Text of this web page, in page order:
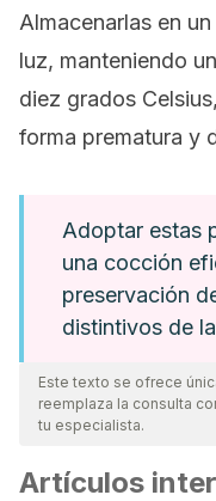
Almacenarlas en
luz, manteniendo
diez grados
forma prematura y
Adoptar estas
una cocción
preservación
distintivos de
Este texto se ofrece
reemplaza la consulta
tu especialista.
Artículos